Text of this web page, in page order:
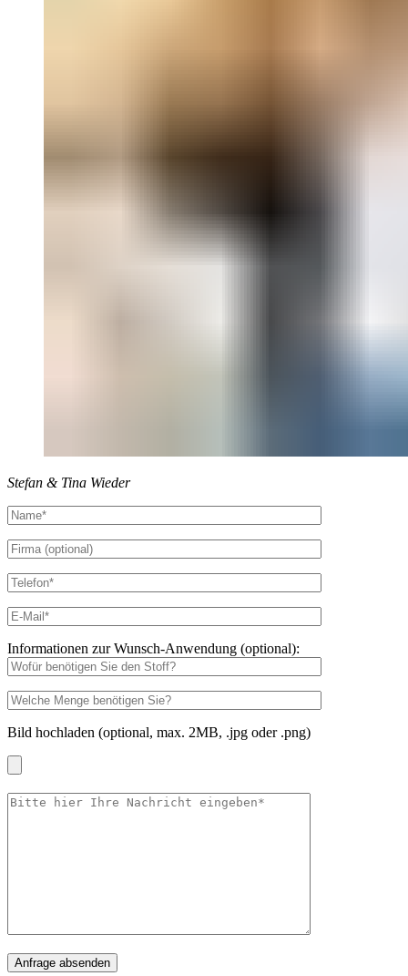
Stefan & Tina Wieder
Informationen zur Wunsch-Anwendung (optional):
Bild hochladen (optional, max. 2MB, .jpg oder .png)